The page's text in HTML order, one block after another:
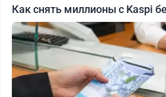
Как снять миллионы с Kaspi